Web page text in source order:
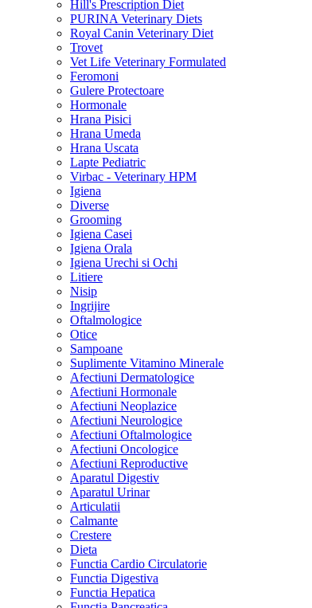
Hill's Prescription Diet
PURINA Veterinary Diets
Royal Canin Veterinary Diet
Trovet
Vet Life Veterinary Formulated
Feromoni
Gulere Protectoare
Hormonale
Hrana Pisici
Hrana Umeda
Hrana Uscata
Lapte Pediatric
Virbac - Veterinary HPM
Igiena
Diverse
Grooming
Igiena Casei
Igiena Orala
Igiena Urechi si Ochi
Litiere
Nisip
Ingrijire
Oftalmologice
Otice
Sampoane
Suplimente Vitamino Minerale
Afectiuni Dermatologice
Afectiuni Hormonale
Afectiuni Neoplazice
Afectiuni Neurologice
Afectiuni Oftalmologice
Afectiuni Oncologice
Afectiuni Reproductive
Aparatul Digestiv
Aparatul Urinar
Articulatii
Calmante
Crestere
Dieta
Functia Cardio Circulatorie
Functia Digestiva
Functia Hepatica